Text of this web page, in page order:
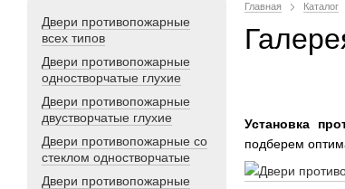
Главная Каталог
Установка
подберем
Двери противопожарные
всех типов
Двери противопожарные
одностворчатые глухие
Двери противопожарные
двустворчатые глухие
Двери противопожарные со
стеклом одностворчатые
Двери противопожарные